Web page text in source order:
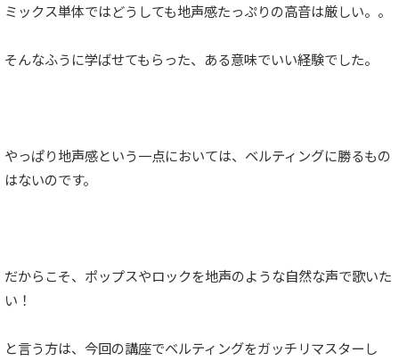
ミックス単体ではどうしても地声感たっぷりの高音は厳しい。。
そんなふうに学ばせてもらった、ある意味でいい経験でした。
やっぱり地声感という一点においては、ベルティングに勝るもの
はないのです。
だからこそ、ポップスやロックを地声のような自然な声で歌いた
い！
と言う方は、今回の講座でベルティングをガッチリマスターし